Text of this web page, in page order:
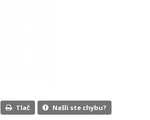
Tlač Našli ste chybu?